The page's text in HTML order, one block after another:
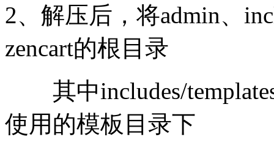
2、解压后，将admin、
zencart的根目录
其中includes/
使用的模板目录下